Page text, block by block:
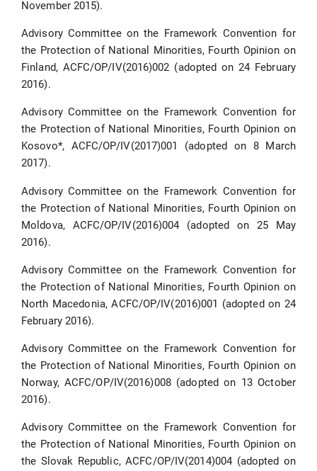
November 2015).
Advisory Committee on the Framework Convention for
the Protection of National Minorities, Fourth Opinion on
Finland, ACFC/OP/IV(2016)002 (adopted on 24 February
2016).
Advisory Committee on the Framework Convention for
the Protection of National Minorities, Fourth Opinion on
Kosovo*, ACFC/OP/IV(2017)001 (adopted on 8 March
2017).
Advisory Committee on the Framework Convention for
the Protection of National Minorities, Fourth Opinion on
Moldova, ACFC/OP/IV(2016)004 (adopted on 25 May
2016).
Advisory Committee on the Framework Convention for
the Protection of National Minorities, Fourth Opinion on
North Macedonia, ACFC/OP/IV(2016)001 (adopted on 24
February 2016).
Advisory Committee on the Framework Convention for
the Protection of National Minorities, Fourth Opinion on
Norway, ACFC/OP/IV(2016)008 (adopted on 13 October
2016).
Advisory Committee on the Framework Convention for
the Protection of National Minorities, Fourth Opinion on
the Slovak Republic, ACFC/OP/IV(2014)004 (adopted on